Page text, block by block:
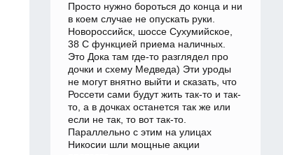
Просто нужно бороться до конца и ни
в коем случае не опускать руки.
Новороссийск, шоссе Сухумийское,
38 С функцией приема наличных.
Это Дока там где-то разглядел про
дочки и схему Медведа) Эти уроды
не могут внятно выйти и сказать, что
Россети сами будут жить так-то и так-
то, а в дочках останется так же или
если не так, то вот так-то.
Параллельно с этим на улицах
Никосии шли мощные акции